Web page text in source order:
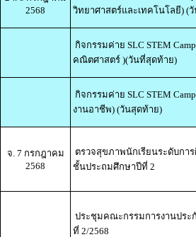
2568
วิทยาศาสตร์และเทคโนโลยี) (
กิจกรรมค่าย SLC STEM
คณิตศาสตร์ )(วันที่สุดท้าย)
กิจกรรมค่าย SLC STEM
งานอาชีพ) (วันสุดท้าย)
จ. 7 กรกฎาคม
2568
ตรวจสุขภาพนักเรียนระดับกา
ชั้นประถมศึกษาปีที่ 2
ประชุมคณะกรรมการงานปร
ที่ 2/2568